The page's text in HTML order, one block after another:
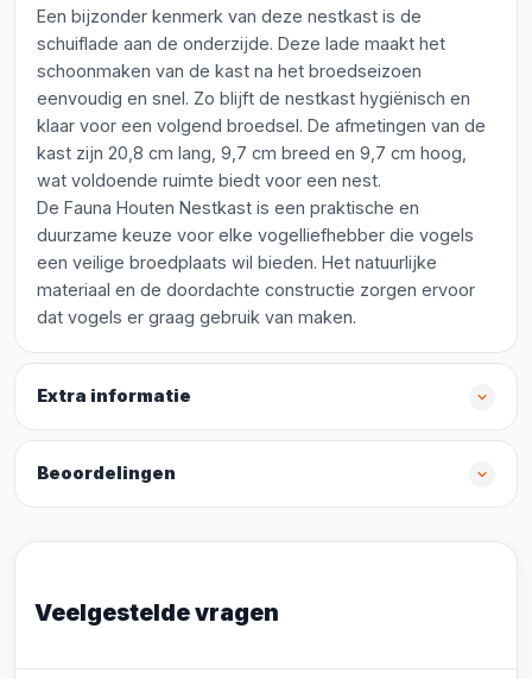
Een bijzonder kenmerk van deze nestkast is de
schuiflade aan de onderzijde. Deze lade maakt het
schoonmaken van de kast na het broedseizoen
eenvoudig en snel. Zo blijft de nestkast hygiënisch en
klaar voor een volgend broedsel. De afmetingen van de
kast zijn 20,8 cm lang, 9,7 cm breed en 9,7 cm hoog,
wat voldoende ruimte biedt voor een nest.
De Fauna Houten Nestkast is een praktische en
duurzame keuze voor elke vogelliefhebber die vogels
een veilige broedplaats wil bieden. Het natuurlijke
materiaal en de doordachte constructie zorgen ervoor
dat vogels er graag gebruik van maken.
Extra informatie
Beoordelingen
Veelgestelde vragen